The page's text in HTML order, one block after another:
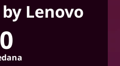
Lenovo
7